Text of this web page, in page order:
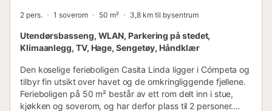
2 pers. 1 soverom 50 m² 3,8 km til bysentrum
Utendørsbasseng, WLAN, Parkering på stedet,
Klimaanlegg, TV, Hage, Sengetøy, Håndklær
Den koselige ferieboligen Casita Linda ligger i Cómpeta og
tilbyr fin utsikt over havet og de omkringliggende fjellene.
Ferieboligen på 50 m² består av ett rom delt inn i stue,
kjøkken og soverom, og har derfor plass til 2 personer.